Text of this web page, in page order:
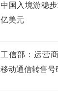
中国入境游稳
亿美元
工信部：运营
移动通信转售号